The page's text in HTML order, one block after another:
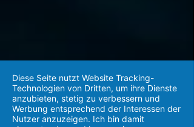
Diese Seite nutzt Website Tracking-
Technologien von Dritten, um ihre Dienste
anzubieten, stetig zu verbessern und
Werbung entsprechend der Interessen der
Nutzer anzuzeigen. Ich bin damit